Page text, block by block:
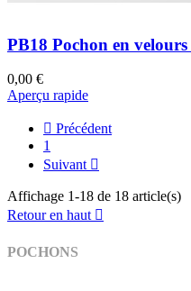
PB18 Pochon en
0,00 €
Aperçu rapide
 Précédent
1
Suivant 
Affichage 1-18 de 18 article(s)
Retour en haut 
POCHONS